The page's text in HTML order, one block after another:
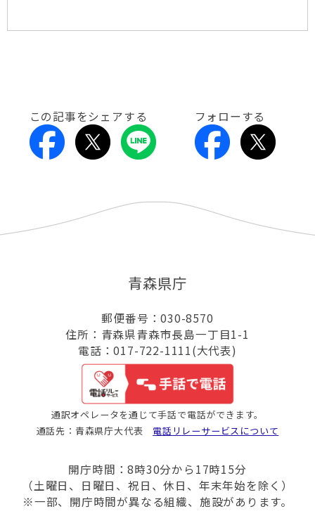
この記事をシェアする フォローする
青森県庁
郵便番号：030-8570
住所：青森県青森市長島一丁目1-1
電話：017-722-1111(大代表)
通訳オペレータを通じて手話で電話ができます。
通話先：青森県庁大代表 電話リレーサービスについて
開庁時間：8時30分から17時15分
（土曜日、日曜日、祝日、休日、年末年始を除く）
※一部、開庁時間が異なる組織、施設があります。